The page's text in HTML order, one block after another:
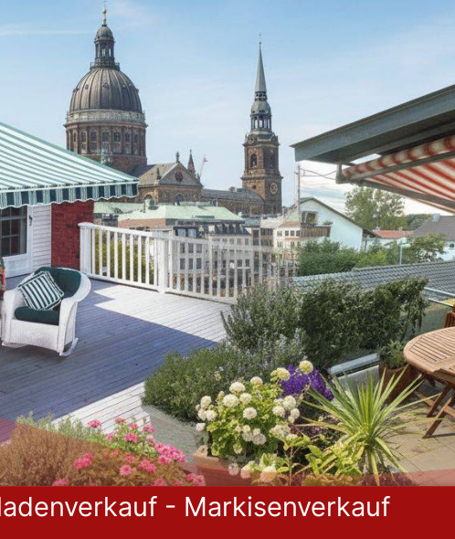
- Markisenverkauf